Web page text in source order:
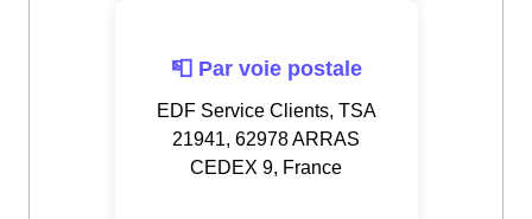
📮 Par voie postale
EDF Service Clients, TSA
21941, 62978 ARRAS
CEDEX 9, France